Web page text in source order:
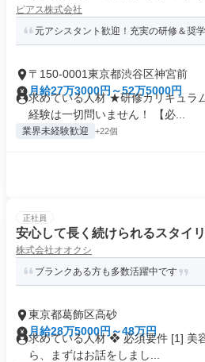
ピアス株式会社
元アシスタント歓迎！充実の研修＆奨
〒150-0001東京都渋谷区神宮前
月給27万3000円～52万5000円
求めている人材 ★研修カリキュラ
経験は一切問いません！ 【必...
業界未経験歓迎 +22個
正社員
安心して長く続けられるスタイ
株式会社オオクシ
ブランクある方も多数活躍中です
東京都葛飾区高砂
月給28万5000円～48万円
求めている人材 ❖ 必須要件 [1] 美
ら、まずはお話をしまし...